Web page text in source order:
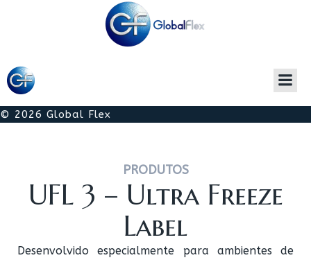
© 2026 Global Flex
PRODUTOS
UFL 3 – Ultra Freeze
Label
Desenvolvido especialmente para ambientes de